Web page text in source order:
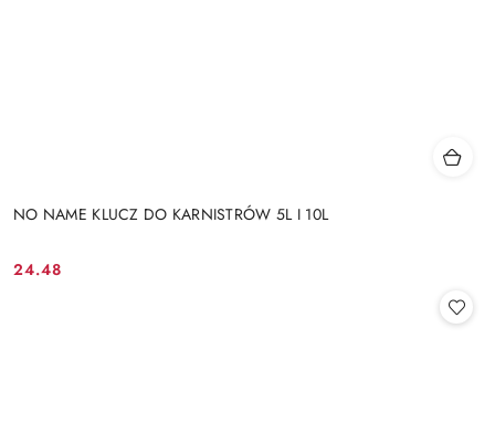
NO NAME KLUCZ DO KARNISTRÓW 5L I 10L
Cena:
24.48